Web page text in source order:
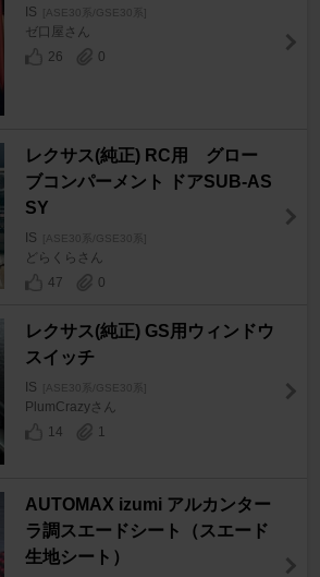
IS [ASE30系/GSE30系]
ゼ口屋さん
26
0
レクサス(純正) RC用 グロー
ブコンパーメント ドアSUB-AS
SY
IS [ASE30系/GSE30系]
どらくらさん
47
0
レクサス(純正) GS用ウィンドウ
スイッチ
IS [ASE30系/GSE30系]
PlumCrazyさん
14
1
AUTOMAX izumi アルカンター
ラ調スエードシート（スエード
生地シート）